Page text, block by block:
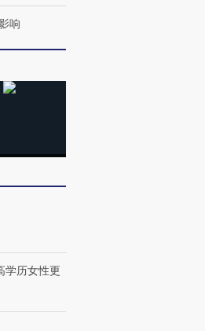
响
学历女性更